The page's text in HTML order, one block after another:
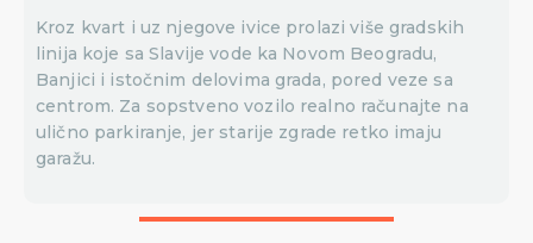
Kroz kvart i uz njegove ivice prolazi više gradskih
linija koje sa Slavije vode ka Novom Beogradu,
Banjici i istočnim delovima grada, pored veze sa
centrom. Za sopstveno vozilo realno računajte na
ulično parkiranje, jer starije zgrade retko imaju
garažu.